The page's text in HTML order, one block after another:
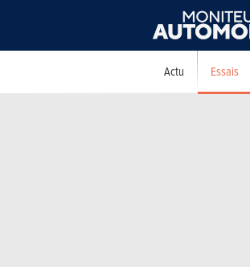
Actu Essais